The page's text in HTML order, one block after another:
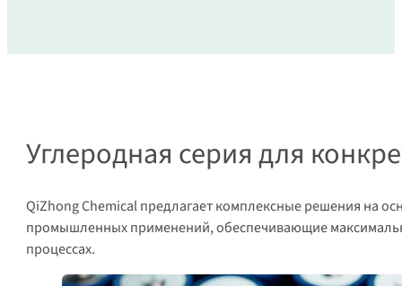
Углеродная серия для
QiZhong Chemical предлагает комплексные решения на
промышленных применений, обеспечивающие
процессах.